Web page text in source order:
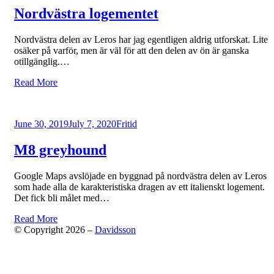
Nordvästra logementet
Nordvästra delen av Leros har jag egentligen aldrig utforskat. Lite
osäker på varför, men är väl för att den delen av ön är ganska
otillgänglig.…
Read More
Posted
June 30, 2019July 7, 2020Fritid
M8 greyhound
Google Maps avslöjade en byggnad på nordvästra delen av Leros
som hade alla de karakteristiska dragen av ett italienskt logement.
Det fick bli målet med…
Read More
© Copyright 2026 – Davidsson